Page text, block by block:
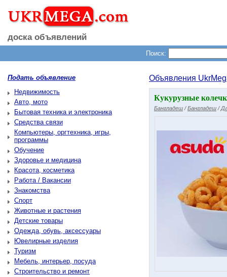
доска объявлений
Поиск:
Подать объявление
Недвижимость
Авто, мото
Бытовая техника и электроника
Средства связи
Компьютеры, оргтехника, игры,
программы
Обучение
Здоровье и медицина
Красота, косметика
Работа / Вакансии
Знакомства
Спорт
Животные и растения
Детские товары
Одежда, обувь, аксессуары
Ювелирные изделия
Туризм
Мебель, интерьер, посуда
Строительство и ремонт
Объявления
Кукурузные
Бангладеш /Бангладеш /